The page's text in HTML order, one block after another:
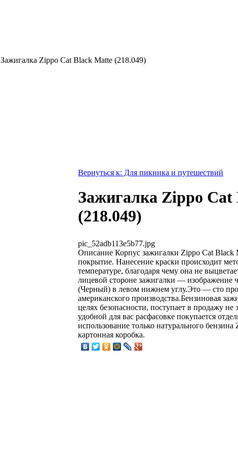
Зажигалка Zippo Cat Black Matte (218.049)
Вернуться к: Для пикника и путешествий
Зажигалка Zippo
(218.049)
pic_52adb113e5b77.jpg
Описание Корпус зажигалки Zippo Cat Black
покрытие. Нанесение краски происходит
температуре, благодаря чему она не
лицевой стороне зажигалки — изображение
(Черный) в левом нижнем углу.Это — сто
американского производства.Бензиновая
целях безопасности, поступает в продажу
удобной для вас расфасовке покупается
использование только натурального
картонная коробка.